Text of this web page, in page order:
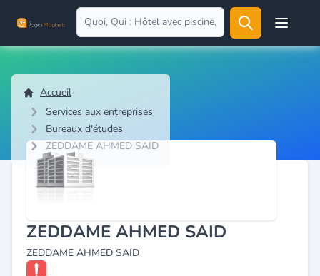
Open
Accueil
Services aux entreprises
Bureaux d'études
ZEDDAME AHMED SAID
ZEDDAME AHMED SAID
ZEDDAME AHMED SAID